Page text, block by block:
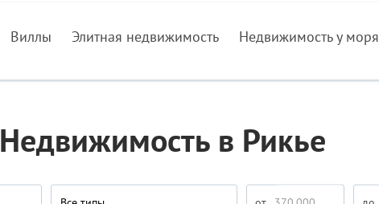
Виллы Элитная недвижимость Недвижимость у моря
Недвижимость в Рикье